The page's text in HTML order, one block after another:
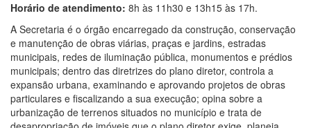
Horário de atendimento: 8h às 11h30 e 13h15 às 17h.
A Secretaria é o órgão encarregado da construção, conservação
e manutenção de obras viárias, praças e jardins, estradas
municipais, redes de iluminação pública, monumentos e prédios
municipais; dentro das diretrizes do plano diretor, controla a
expansão urbana, examinando e aprovando projetos de obras
particulares e fiscalizando a sua execução; opina sobre a
urbanização de terrenos situados no município e trata de